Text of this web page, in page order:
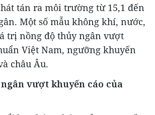
tán ra môi trường từ 15,1 đến
Một số mẫu không khí, nước,
trị nồng độ thủy ngân vượt
Việt Nam, ngưỡng khuyến
châu Âu.
vượt khuyến cáo của